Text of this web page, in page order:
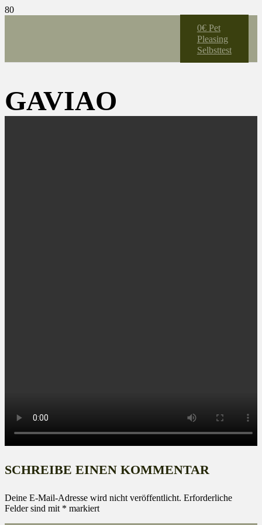
0€ Pet
Pleasing
Selbsttest
GAVIAO
SCHREIBE EINEN KOMMENTAR
Deine E-Mail-Adresse wird nicht veröffentlicht. Erforderliche
Felder sind mit * markiert